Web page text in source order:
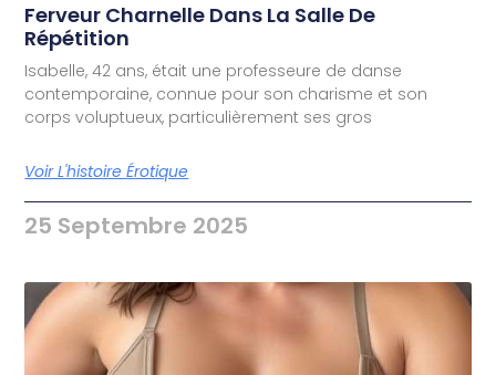
Ferveur Charnelle Dans La Salle De
Répétition
Isabelle, 42 ans, était une professeure de danse
contemporaine, connue pour son charisme et son
corps voluptueux, particulièrement ses gros
Voir L'histoire Érotique
25 Septembre 2025